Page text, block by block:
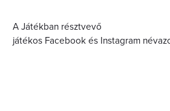
A Játékban résztvevő
játékos Facebook és Instagram